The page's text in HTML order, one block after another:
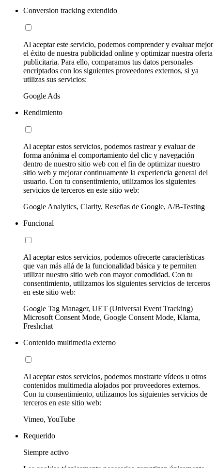
Conversion tracking extendido
Al aceptar este servicio, podemos comprender y evaluar mejor
el éxito de nuestra publicidad online y optimizar nuestra oferta
publicitaria. Para ello, comparamos tus datos personales
encriptados con los siguientes proveedores externos, si ya
utilizas sus servicios:
Google Ads
Rendimiento
Al aceptar estos servicios, podemos rastrear y evaluar de
forma anónima el comportamiento del clic y navegación
dentro de nuestro sitio web con el fin de optimizar nuestro
sitio web y mejorar continuamente la experiencia general del
usuario. Con tu consentimiento, utilizamos los siguientes
servicios de terceros en este sitio web:
Google Analytics, Clarity, Reseñas de Google, A/B-Testing
Funcional
Al aceptar estos servicios, podemos ofrecerte características
que van más allá de la funcionalidad básica y te permiten
utilizar nuestro sitio web con mayor comodidad. Con tu
consentimiento, utilizamos los siguientes servicios de terceros
en este sitio web:
Google Tag Manager, UET (Universal Event Tracking)
Microsoft Consent Mode, Google Consent Mode, Klarna,
Freshchat
Contenido multimedia externo
Al aceptar estos servicios, podemos mostrarte vídeos u otros
contenidos multimedia alojados por proveedores externos.
Con tu consentimiento, utilizamos los siguientes servicios de
terceros en este sitio web:
Vimeo, YouTube
Requerido
Siempre activo